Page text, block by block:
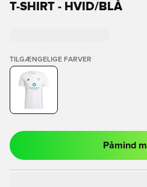
T-SHIRT - HVID/BLÅ
TILGÆNGELIGE FARVER
Påmind